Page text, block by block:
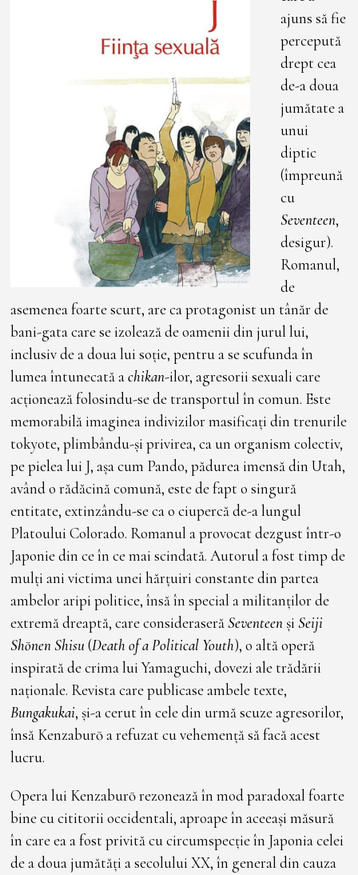
ajuns să fie
percepută
drept cea
de-a doua
jumătate a
unui
diptic
(împreună
cu
Seventeen,
desigur).
Romanul,
de
asemenea foarte scurt, are ca protagonist un tânăr de
bani-gata care se izolează de oamenii din jurul lui,
inclusiv de a doua lui soție, pentru a se scufunda în
lumea întunecată achikan-ilor, agresorii sexuali care
acționează folosindu-se de transportul în comun. Este
memorabilă imaginea indivizilor masificați din trenurile
tokyote, plimbându-și privirea, ca un organism colectiv,
pe pielea lui J, așa cum Pando, pădurea imensă din Utah,
având o rădăcină comună, este de fapt o singură
entitate, extinzându-se ca o ciupercă de-a lungul
Platoului Colorado. Romanul a provocat dezgust într-o
Japonie din ce în ce mai scindată. Autorul a fost timp de
mulți ani victima unei hărțuiri constante din partea
ambelor aripi politice, însă în special a militanților de
extremă dreaptă, care consideraserăSeventeen șiSeiji
Shōnen Shisu(Death of a Political Youth), o altă operă
inspirată de crima lui Yamaguchi, dovezi ale trădării
naționale. Revista care publicase ambele texte,
Bungakukai, și-a cerut în cele din urmă scuze agresorilor,
însă Kenzaburō a refuzat cu vehemență să facă acest
lucru.
Opera lui Kenzaburō rezonează în mod paradoxal foarte
bine cu cititorii occidentali, aproape în aceeași măsură
în care ea a fost privită cu circumspecție în Japonia celei
de a doua jumătăți a secolului XX, în general din cauza